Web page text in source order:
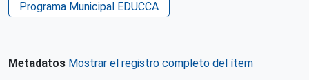
Programa Municipal EDUCCA
Metadatos Mostrar el registro completo del ítem